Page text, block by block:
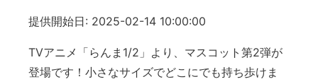
提供開始日: 2025-02-14 10:00:00
TVアニメ「らんま1/2」より、マスコット第2弾が
登場です！小さなサイズでどこにでも持ち歩けま